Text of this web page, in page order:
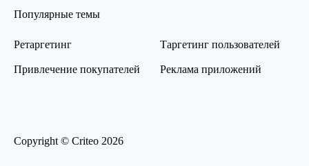
Популярные темы
Ретаргетинг
Привлечение покупателей
Таргетинг пользователей
Реклама приложений
Copyright © Criteo 2026